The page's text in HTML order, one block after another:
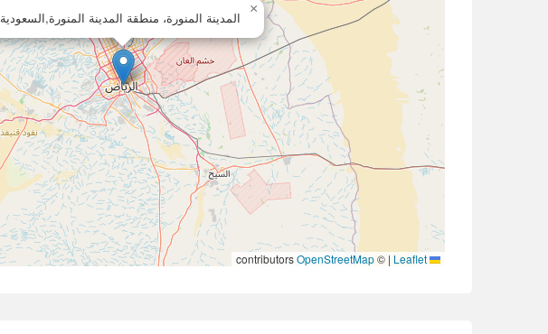
المدينة المنورة، منطقة المدينة المنورة,السعودية
×
|
©
OpenStreetMap